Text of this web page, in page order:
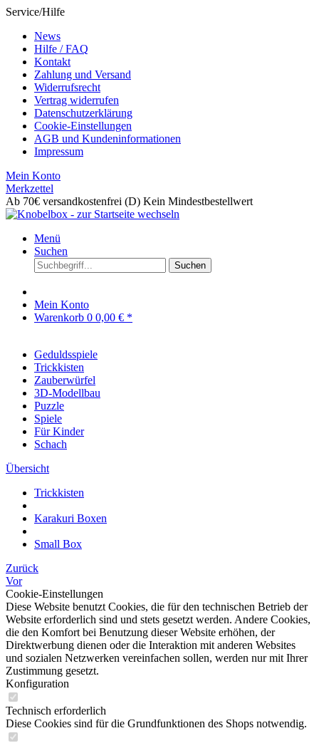
Service/Hilfe
News
Hilfe / FAQ
Kontakt
Zahlung und Versand
Widerrufsrecht
Vertrag widerrufen
Datenschutzerklärung
Cookie-Einstellungen
AGB und Kundeninformationen
Impressum
Mein Konto
Merkzettel
Ab 70€ versandkostenfrei (D) Kein Mindestbestellwert
Menü
Suchen
Suchen
Mein Konto
Warenkorb 0 0,00 € *
Geduldsspiele
Trickkisten
Zauberwürfel
3D-Modellbau
Puzzle
Spiele
Für Kinder
Schach
Übersicht
Trickkisten
Karakuri Boxen
Small Box
Zurück
Vor
Cookie-Einstellungen
Diese Website benutzt Cookies, die für den technischen Betrieb der
Website erforderlich sind und stets gesetzt werden. Andere Cookies,
die den Komfort bei Benutzung dieser Website erhöhen, der
Direktwerbung dienen oder die Interaktion mit anderen Websites
und sozialen Netzwerken vereinfachen sollen, werden nur mit Ihrer
Zustimmung gesetzt.
Konfiguration
Technisch erforderlich
Diese Cookies sind für die Grundfunktionen des Shops notwendig.